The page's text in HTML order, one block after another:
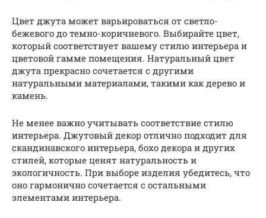
Цвет джута может варьироваться от светло-
бежевого до темно-коричневого. Выбирайте цвет,
который соответствует вашему стилю интерьера и
цветовой гамме помещения. Натуральный цвет
джута прекрасно сочетается с другими
натуральными материалами, такими как дерево и
камень.
Не менее важно учитывать соответствие стилю
интерьера. Джутовый декор отлично подходит для
скандинавского интерьера, бохо декора и других
стилей, которые ценят натуральность и
экологичность. При выборе изделия убедитесь, что
оно гармонично сочетается с остальными
элементами интерьера.